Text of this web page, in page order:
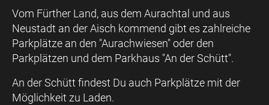
Vom Fürther Land, aus dem Aurachtal und aus
Neustadt an der Aisch kommend gibt es zahlreiche
Parkplätze an den "Aurachwiesen" oder den
Parkplätzen und dem Parkhaus "An der Schütt".
An der Schütt findest Du auch Parkplätze mit der
Möglichkeit zu Laden.